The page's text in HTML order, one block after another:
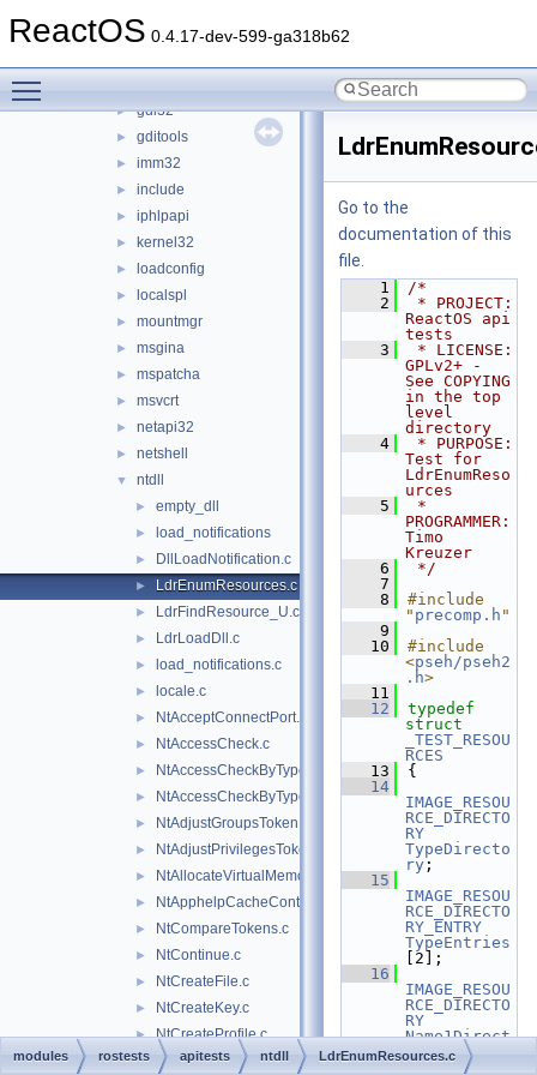
ReactOS 0.4.17-dev-599-ga318b62
► dnsapi
► gdi32
► gditools
► imm32
► include
► iphlpapi
► kernel32
► loadconfig
► localspl
► mountmgr
► msgina
► mspatcha
► msvcrt
► netapi32
► netshell
▼ ntdll
► empty_dll
► load_notifications
► DllLoadNotification.c
► LdrEnumResources.c
► LdrFindResource_U.c
► LdrLoadDll.c
► load_notifications.c
► locale.c
► NtAcceptConnectPort.c
► NtAccessCheck.c
► NtAccessCheckByType.c
► NtAccessCheckByTypeResultList.c
► NtAdjustGroupsToken.c
► NtAdjustPrivilegesToken.c
► NtAllocateVirtualMemory.c
► NtApphelpCacheControl.c
► NtCompareTokens.c
► NtContinue.c
► NtCreateFile.c
► NtCreateKey.c
► NtCreateProfile.c
► NtCreateThread.c
Go to the
documentation of this
file.
    1
/*
    2
* PROJECT:
ReactOS api
tests
    3
* LICENSE:
GPLv2+ -
See COPYING
in the top
level
directory
    4
* PURPOSE:
Test for
LdrEnumReso
urces
    5
*
PROGRAMMER:
Timo
Kreuzer
    6
*/
    7
    8
#include
" precomp.h "
    9
   10
#include
<pseh/pseh2
.h>
   11
   12
typedef
_TEST_RESOU
RCES
   13
{
   14
IMAGE_RESOU
RCE_DIRECTO
RY
TypeDirecto
ry ;
   15
IMAGE_RESOU
RCE_DIRECTO
RY_ENTRY
TypeEntries
[2];
   16
IMAGE_RESOU
RCE_DIRECTO
RY
Name1Direct
ory;
   17
modules rostests apitests ntdll LdrEnumResources.c